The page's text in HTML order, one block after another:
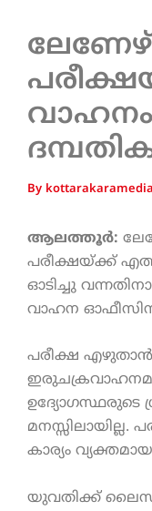
വാഹനം
By
ആലത്തൂർ:
പരീക്ഷയ്ക്ക്
ഓടിച്ചു
വാഹന
പരീക്ഷ
ഉദ്യോഗസ്ഥരുടെ
കാര്യം
യുവതിക്ക്